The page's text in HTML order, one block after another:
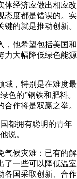
体经济应做出相应改
态度都是错误的。实
的就是推动创新。
，他希望包括美国和
力大幅降低绿色能源
域，特别是在难度最
色的”钢铁和肥料。
作将是双赢之举。
都拥有聪明的青年
说。
气候灾难：已有的解
了一些可以降低温室
各国采取创新、合作